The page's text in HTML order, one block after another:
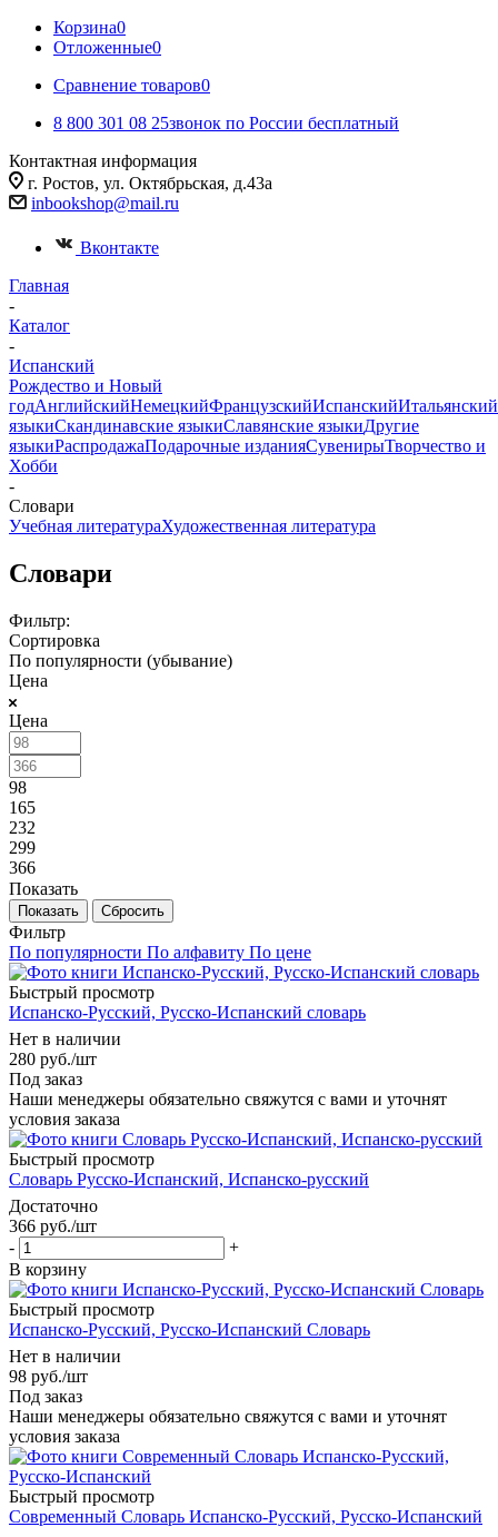
Корзина0
Отложенные0
Сравнение товаров0
8 800 301 08 25звонок по России бесплатный
Контактная информация
г. Ростов, ул. Октябрьская, д.43а
inbookshop@mail.ru
Вконтакте
Главная
-
Каталог
-
Испанский
Рождество и Новый
годАнглийскийНемецкийФранцузскийИспанскийИтальянский
языкиСкандинавские языкиСлавянские языкиДругие
языкиРаспродажаПодарочные изданияСувенирыТворчество и
Хобби
-
Словари
Учебная литератураХудожественная литература
Словари
Фильтр:
Сортировка
По популярности (убывание)
Цена
Цена
98
165
232
299
366
Показать
Сбросить
Фильтр
По популярности По алфавиту По цене
Быстрый просмотр
Испанско-Русский, Русско-Испанский словарь
Нет в наличии
280 руб./шт
Под заказ
Наши менеджеры обязательно свяжутся с вами и уточнят
условия заказа
Быстрый просмотр
Словарь Русско-Испанский, Испанско-русский
Достаточно
366 руб./шт
-
+
В корзину
Быстрый просмотр
Испанско-Русский, Русско-Испанский Словарь
Нет в наличии
98 руб./шт
Под заказ
Наши менеджеры обязательно свяжутся с вами и уточнят
условия заказа
Быстрый просмотр
Современный Словарь Испанско-Русский, Русско-Испанский